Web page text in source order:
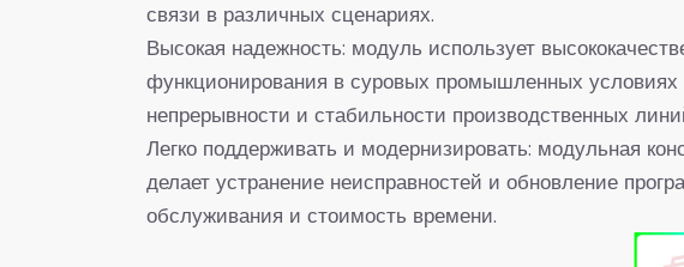
связи в различных сценариях.
Высокая надежность: модуль использует
функционирования в суровых промышленных условиях
непрерывности и стабильности производственных
Легко поддерживать и модернизировать: модульная
делает устранение неисправностей и обновление
обслуживания и стоимость времени.